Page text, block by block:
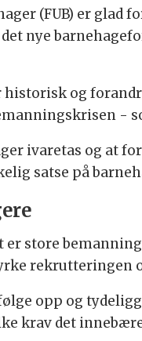
(FUB) er glad
nye
og
-
ivaretas og at
satse på
er store
rekrutteringen
opp og
krav det